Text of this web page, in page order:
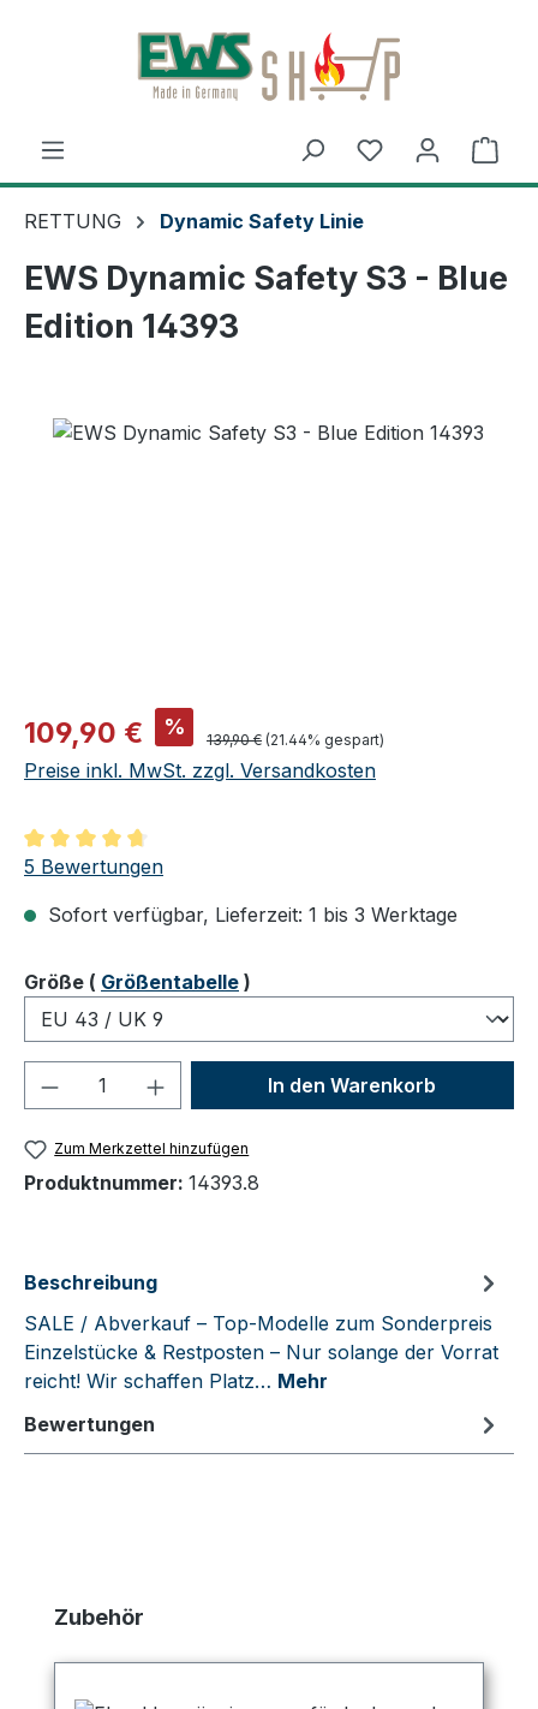
Zum Hauptinhalt springen
RETTUNG Dynamic Safety Linie
EWS Dynamic Safety S3 - Blue
Edition 14393
Verkaufspreis:
109,90 € % Regulärer Preis:
139,90 € (21.44% gespart)
Preise inkl. MwSt. zzgl. Versandkosten
Durchschnittliche Bewertung von 4.8 von 5 Sternen
5 Bewertungen
Sofort verfügbar, Lieferzeit: 1 bis 3 Werktage
Größeauswählen
( Größentabelle )
Produkt Anzahl: Gib denIn den Warenkorb
Zum Merkzettel hinzufügen
Produktnummer: 14393.8
Beschreibung
SALE / Abverkauf – Top-Modelle zum Sonderpreis
Einzelstücke & Restposten – Nur solange der Vorrat
reicht! Wir schaffen Platz… Mehr
Bewertungen
Produktgalerie überspringen
Zubehör